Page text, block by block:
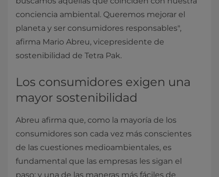
conciencia ambiental. Queremos mejorar el
planeta y ser consumidores responsables",
afirma Mario Abreu, vicepresidente de
sostenibilidad de Tetra Pak.
Los consumidores exigen una
mayor sostenibilidad
Abreu afirma que, como la mayoría de los
consumidores son cada vez más conscientes
de las cuestiones medioambientales, es
fundamental que las empresas les sigan el
paso; y una de las maneras más fáciles de